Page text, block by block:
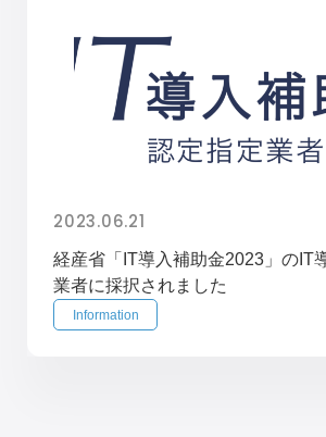
2023.06.21
経産省「IT導入補助金2023」のIT
業者に採択されました
Information